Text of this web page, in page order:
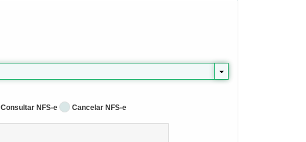
Consultar NFS-e Cancelar NFS-e